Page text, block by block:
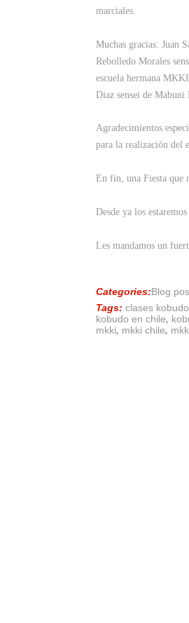
marciales.
Muchas gracias: Juan
Rebolledo Morales
escuela hermana
Diaz sensei de
Agradecimientos
para la realización del
En fin, una Fiesta que
Desde ya los
Les mandamos un
Categories:Blog
Tags: clases kobudo
kobudo en chile,
mkki, mkki chile,